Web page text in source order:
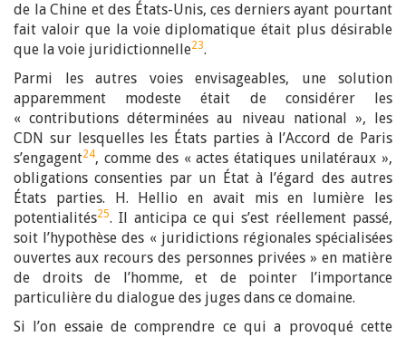
de la Chine et des États-Unis, ces derniers ayant pourtant
fait valoir que la voie diplomatique était plus désirable
que la voie juridictionnelle23.
Parmi les autres voies envisageables, une solution
apparemment modeste était de considérer les
« contributions déterminées au niveau national », les
CDN sur lesquelles les États parties à l’Accord de Paris
s’engagent24, comme des « actes étatiques unilatéraux »,
obligations consenties par un État à l’égard des autres
États parties. H. Hellio en avait mis en lumière les
potentialités25. Il anticipa ce qui s’est réellement passé,
soit l’hypothèse des « juridictions régionales spécialisées
ouvertes aux recours des personnes privées » en matière
de droits de l’homme, et de pointer l’importance
particulière du dialogue des juges dans ce domaine.
Si l’on essaie de comprendre ce qui a provoqué cette